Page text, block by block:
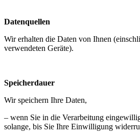
Datenquellen
Wir erhalten die Daten von Ihnen
verwendeten Geräte).
Speicherdauer
Wir speichern Ihre Daten,
– wenn Sie in die Verarbeitung
solange, bis Sie Ihre Einwilligung